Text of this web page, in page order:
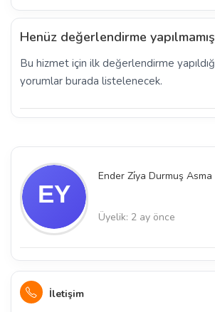
Henüz değerlendirme yapılmamış
Bu hizmet için ilk değerlendirme
yorumlar burada listelenecek.
Ender Zi̇ya Durmuş Asma
Üyelik: 2 ay önce
İletişim